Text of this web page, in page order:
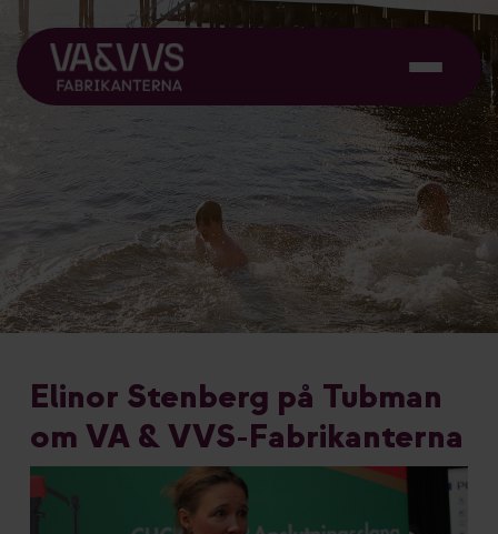
Elinor Stenberg på Tubman
om VA & VVS-Fabrikanterna